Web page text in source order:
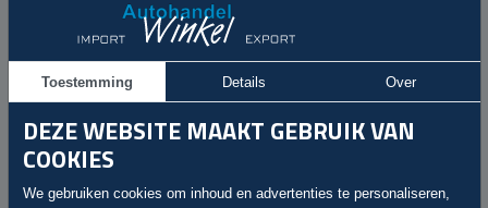
Toestemming Details Over
DEZE WEBSITE MAAKT GEBRUIK VAN
COOKIES
We gebruiken cookies om inhoud en advertenties te personaliseren,